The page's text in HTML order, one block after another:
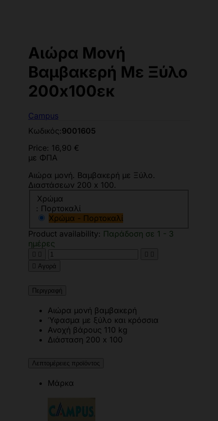
Αιώρα Μονή
Βαμβακερή Με Ξύλο
200x100εκ
Campus
Κωδικός:9001605
Price: 16,90 €
με ΦΠΑ
Αιώρα μονή. Βαμβακερή με Ξύλο.
Διαστάσεων 200 x 100.
Χρώμα
: Πορτοκαλί
Χρώμα - Πορτοκαλί
Product availability: Παράδοση σε 1 - 3
ημέρες
   
 Αγορά
Περιγραφή
Αιώρα μονή βαμβακερή
Ύφασμα με ξύλο και κρόσσια
Ανοχή βάρους 110 kg
Διάσταση 200 x 100
Λεπτομέρειες προϊόντος
Μάρκα